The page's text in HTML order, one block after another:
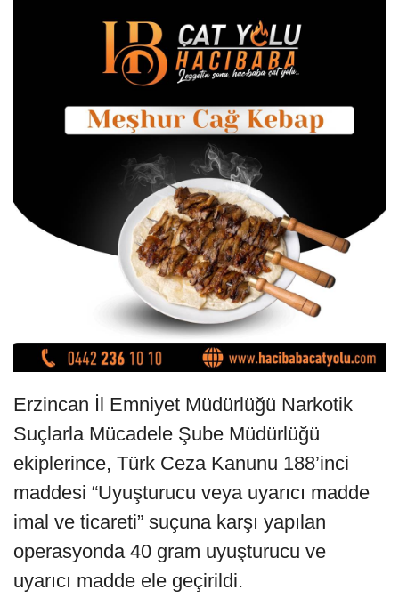
Erzincan İl Emniyet Müdürlüğü Narkotik
Suçlarla Mücadele Şube Müdürlüğü
ekiplerince, Türk Ceza Kanunu 188’inci
maddesi “Uyuşturucu veya uyarıcı madde
imal ve ticareti” suçuna karşı yapılan
operasyonda 40 gram uyuşturucu ve
uyarıcı madde ele geçirildi.